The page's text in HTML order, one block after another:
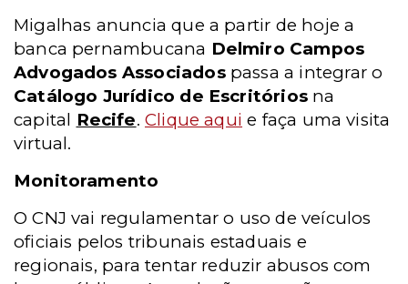
Migalhas anuncia que a partir de hoje a
banca pernambucana Delmiro Campos
Advogados Associadospassa a integrar o
Catálogo Jurídico de Escritórios na
capital Recife. Clique aqui e faça uma visita
virtual.
Monitoramento
O CNJ vai regulamentar o uso de veículos
oficiais pelos tribunais estaduais e
regionais, para tentar reduzir abusos com